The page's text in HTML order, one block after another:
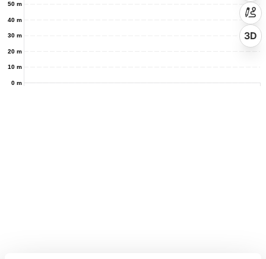
0 m
10 m
20 m
30 m
40 m
50 m
3D